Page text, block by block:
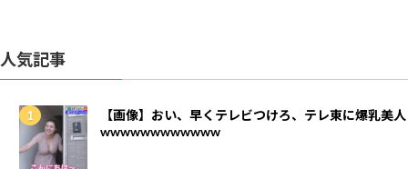
人気記事
【画像】おい、早くテレビつけろ、テレ東に爆乳美人
wwwwwwwwwwww